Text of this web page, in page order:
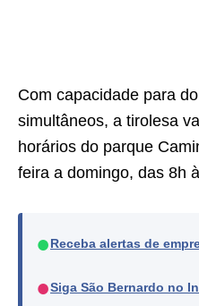
Com capacidade para
simultâneos, a tirolesa
horários do parque
feira a domingo, das 8h
● Receba alertas de
●Siga São Bernardo no